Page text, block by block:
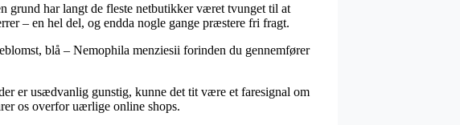
grund har langt de fleste netbutikker været tvunget til at
– en hel del, og endda nogle gange præstere fri fragt.
blå – Nemophila menziesii forinden du gennemfører
er usædvanlig gunstig, kunne det tit være et faresignal om
os overfor uærlige online shops.